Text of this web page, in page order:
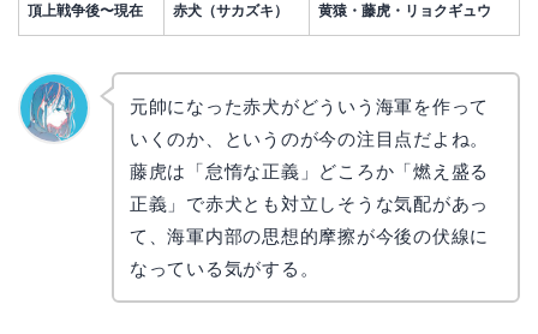
頂上戦争後〜現在 赤犬（サカズキ） 黄猿・藤虎・リョクギュウ
元帥になった赤犬がどういう海軍を作って
いくのか、というのが今の注目点だよね。
藤虎は「怠惰な正義」どころか「燃え盛る
正義」で赤犬とも対立しそうな気配があっ
て、海軍内部の思想的摩擦が今後の伏線に
なっている気がする。